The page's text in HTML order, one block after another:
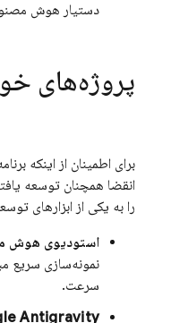
دستیار هوش
پروژه‌های
برای اطمینان از اینکه
انقضا همچنان توسعه
را به یکی از ابزارهای
استودیوی هوش
نمونه‌سازی سریع
سرعت.
Antigravity